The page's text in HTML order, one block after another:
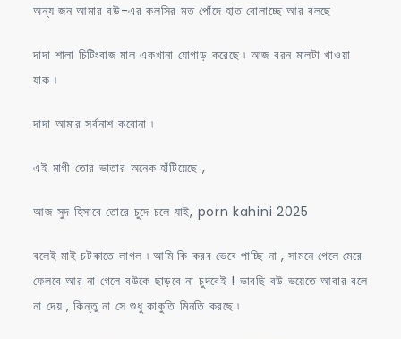
অন্য জন আমার বউ-এর কলসির মত পোঁদে হাত বোলাচ্ছে আর বলছে
দাদা শালা চিটিংবাজ মাল একখানা যোগাড় করেছে ৷ আজ বরন মালটা খাওয়া
যাক ৷
দাদা আমার সর্বনাশ করোনা ৷
এই মাগী তোর ভাতার অনেক হাঁটিয়েছে ,
আজ সুদ হিসাবে তোরে চুদে চলে যাই, porn kahini 2025
বলেই মাই চটকাতে লাগল ৷ আমি কি করব ভেবে পাচ্ছি না , সামনে গেলে মেরে
ফেলবে আর না গেলে বউকে ছাড়বে না চুদবেই ! ভাবছি বউ ভয়েতে আবার বলে
না দেয় , কিন্তু না সে শুধু কাকুতি মিনতি করছে ৷